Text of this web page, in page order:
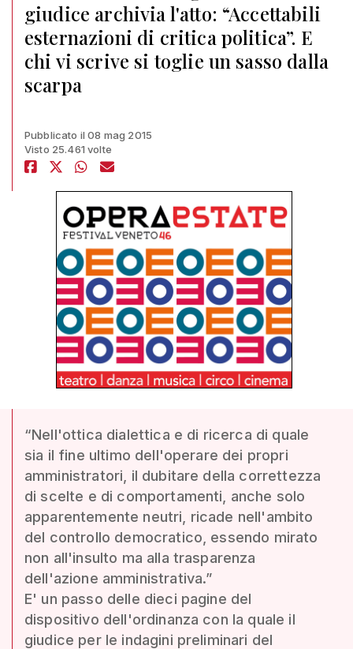
giudice archivia l'atto: “Accettabili
esternazioni di critica politica”. E
chi vi scrive si toglie un sasso dalla
scarpa
Pubblicato il 08 mag 2015
Visto 25.461 volte
“Nell'ottica dialettica e di ricerca di quale
sia il fine ultimo dell'operare dei propri
amministratori, il dubitare della correttezza
di scelte e di comportamenti, anche solo
apparentemente neutri, ricade nell'ambito
del controllo democratico, essendo mirato
non all'insulto ma alla trasparenza
dell'azione amministrativa.”
E' un passo delle dieci pagine del
dispositivo dell'ordinanza con la quale il
giudice per le indagini preliminari del